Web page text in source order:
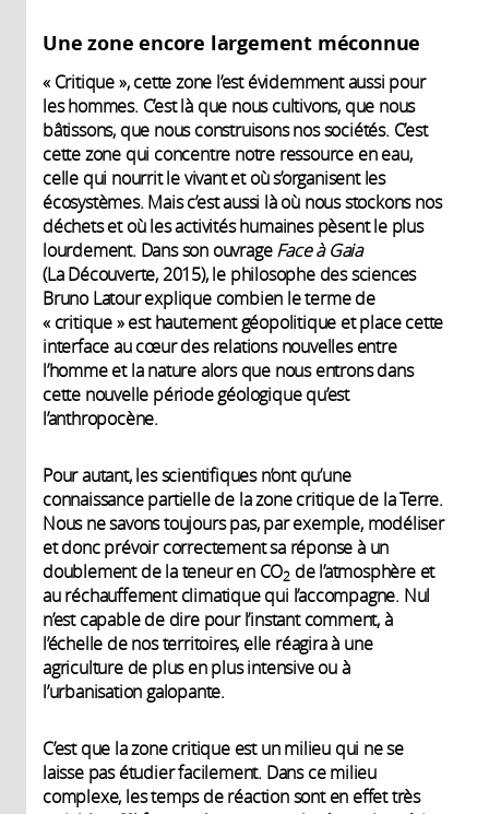
Une zone encore largement méconnue
« Critique », cette zone l’est évidemment aussi pour
les hommes. C’est là que nous cultivons, que nous
bâtissons, que nous construisons nos sociétés. C’est
cette zone qui concentre notre ressource en eau,
celle qui nourrit le vivant et où s’organisent les
écosystèmes. Mais c’est aussi là où nous stockons nos
déchets et où les activités humaines pèsent le plus
lourdement. Dans son ouvrageFace à Gaia
(La Découverte, 2015), le philosophe des sciences
Bruno Latour explique combien le terme de
« critique » est hautement géopolitique et place cette
interface au cœur des relations nouvelles entre
l’homme et la nature alors que nous entrons dans
cette nouvelle période géologique qu’est
l’anthropocène.
Pour autant, les scientifiques n’ont qu’une
connaissance partielle de la zone critique de la Terre.
Nous ne savons toujours pas, par exemple, modéliser
et donc prévoir correctement sa réponse à un
doublement de la teneur en CO2 de l’atmosphère et
au réchauffement climatique qui l’accompagne. Nul
n’est capable de dire pour l’instant comment, à
l’échelle de nos territoires, elle réagira à une
agriculture de plus en plus intensive ou à
l’urbanisation galopante.
C’est que la zone critique est un milieu qui ne se
laisse pas étudier facilement. Dans ce milieu
complexe, les temps de réaction sont en effet très